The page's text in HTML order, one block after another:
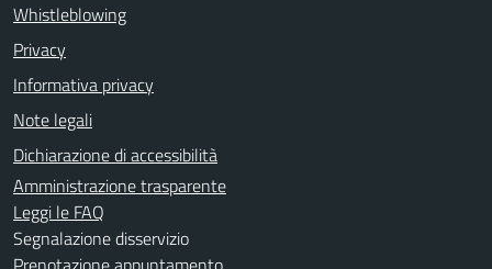
Whistleblowing
Privacy
Informativa privacy
Note legali
Dichiarazione di accessibilità
Amministrazione trasparente
Leggi le FAQ
Segnalazione disservizio